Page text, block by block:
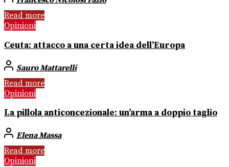
Read more
Opinioni
Ceuta: attacco a una certa idea dell’Europa
Sauro Mattarelli
Read more
Opinioni
La pillola anticoncezionale: un’arma a doppio taglio
Elena Massa
Read more
Opinioni